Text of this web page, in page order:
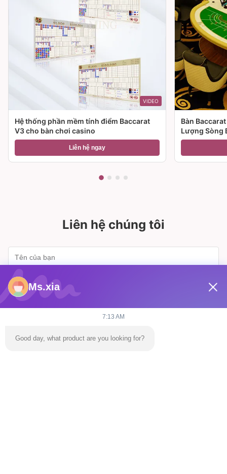
VIDEO
Hệ thống phần mềm tính điểm Baccarat
V3 cho bàn chơi casino
Liên hệ ngay
Bàn
Lượng Sòng
Liên hệ chúng tôi
Ms.xia
7:13 AM
Good day, what product are you looking for?